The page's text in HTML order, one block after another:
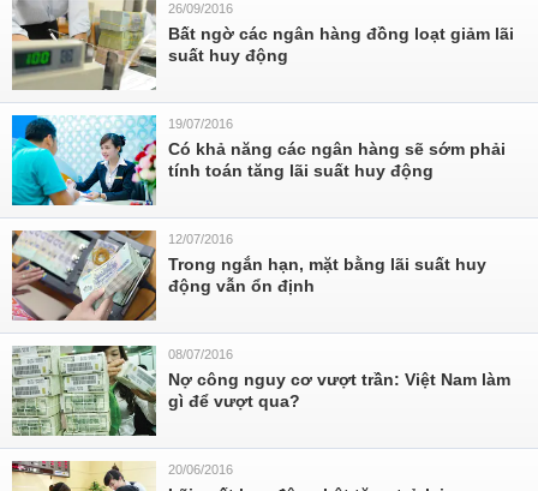
26/09/2016
Bất ngờ các ngân hàng đồng loạt giảm lãi
suất huy động
19/07/2016
Có khả năng các ngân hàng sẽ sớm phải
tính toán tăng lãi suất huy động
12/07/2016
Trong ngắn hạn, mặt bằng lãi suất huy
động vẫn ổn định
08/07/2016
Nợ công nguy cơ vượt trần: Việt Nam làm
gì để vượt qua?
20/06/2016